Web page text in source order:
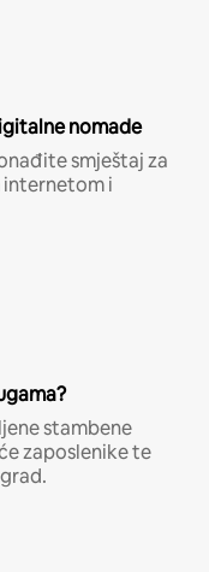
nomade
smještaj za
internetom i
stambene
zaposlenike te